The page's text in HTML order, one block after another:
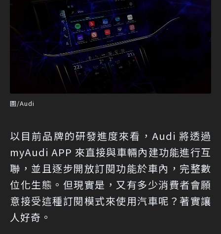
圖/Audi
以目前品牌的研發進度來看，Audi 將透過
myAudi APP 來直接與車輛內建功能進行互
聯，並且逐步開放訂閱功能於車內，完整數
位化生態。但現實是，又有多少消費者會願
意接受這種訂閱模式來使用汽車呢？著實讓
人好奇。